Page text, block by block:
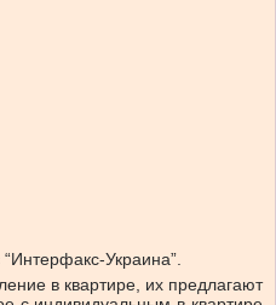
Украина”.
в квартире, их предлагают